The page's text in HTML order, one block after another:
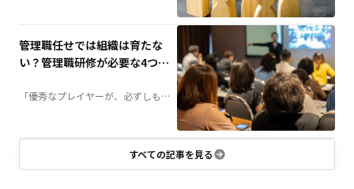
に必要な研修テーマや実施方法を詳
しく解説します。
管理職任せでは組織は育たな
い？管理職研修が必要な4つの
「優秀なプレイヤーが、必ずしも優
秀な管理職になるとは限らない」——
研修が必要なのか。組織成長につな
がる管理職育成のポイントを解説しすべての記事を見る